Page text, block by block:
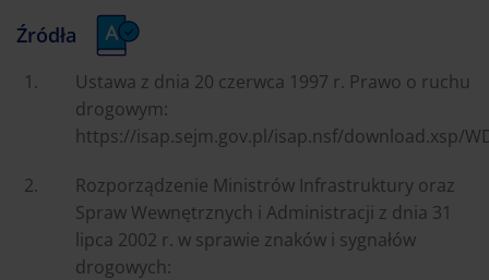
Źródła
Ustawa z dnia 20 czerwca 1997 r. Prawo o ruchu
drogowym:
https://isap.sejm.gov.pl/isap.nsf/download.xsp/
Rozporządzenie Ministrów Infrastruktury oraz
Spraw Wewnętrznych i Administracji z dnia 31
lipca 2002 r. w sprawie znaków i sygnałów
drogowych: